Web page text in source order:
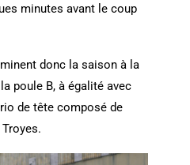
minutes avant le coup
donc la saison à la
poule B, à égalité avec
de tête composé de